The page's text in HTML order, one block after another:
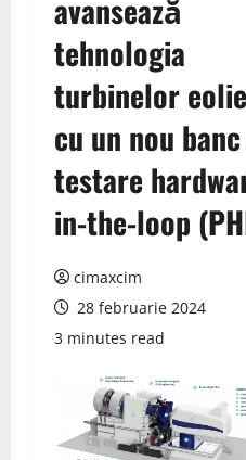
avansează
tehnologia
turbinelor
cu un nou
testare
in-the-loop
cimaxcim
28 februarie 2024
3 minutes read